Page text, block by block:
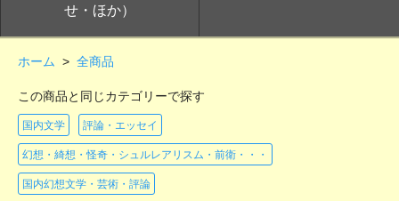
せ・ほか）
ホーム > 全商品
この商品と同じカテゴリーで探す
国内文学 評論・エッセイ
幻想・綺想・怪奇・シュルレアリスム・前衛・・・
国内幻想文学・芸術・評論